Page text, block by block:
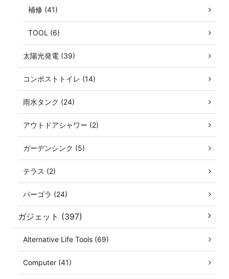
補修 (41)
TOOL (6)
太陽光発電 (39)
コンポストトイレ (14)
雨水タンク (24)
アウトドアシャワー (2)
ガーデンシンク (5)
テラス (2)
パーゴラ (24)
ガジェット (397)
Alternative Life Tools (69)
Computer (41)